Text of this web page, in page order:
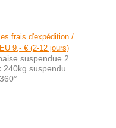
vente :
frais d'expédition /
9,- € (2-12 jours)
suspendue 2
240kg suspendu